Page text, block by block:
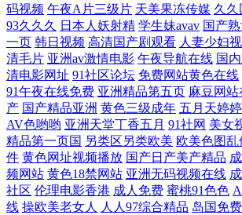
动作片免费观看 深夜福利视频网 副业项目 日韩一
一页 青青国产区91 91视频综合大全 理论片一区 一
五 五月天电影网 丁香8月大香蕉 人成在线视频 91
欧美小 伊人春色综合 经典亚洲美女口爆毒龙 亚洲
精品欧美福利 色与欲影视天 超碰亚洲无码 欧美性
天堂免费迅雷下载bt 日韩av无码aa 日韩一级 肏屄视
码视频 午夜A片三级片 天美果冻传媒 久久
93久久久
日本人妖射精 学生妹avav 国产
一页 韩日视频 高清国产剧观看 人妻少妇
清毛片 亚洲av激情电影 午夜导航在线 国
清电影网址 91社区论坛 免费网站黄色在线
91午夜在线免费 亚洲精品第五页 麻豆网
产 国产精品亚洲 黄色三级成年 五月天婷
AV色哟哟 亚洲天堂丁香五月 91社网 美女
精品第一页国 另类区另类欧美 欧美色图乱
件 黄色网址视频播放 国产日产美产精品
频网站 黄色18禁网站 亚洲无码视频在线
社区 伦理电影香港 成人免费 蜜桃91色色
线 操欧美老女人 人人97综合精品 岛国免费